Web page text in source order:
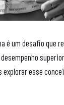
é um desafio que
esse